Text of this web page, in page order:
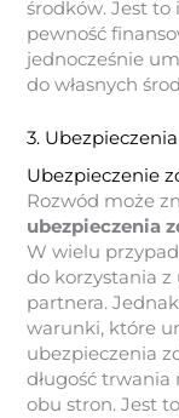
środków. Jest
pewność
jednocześnie
do własnych
3.
Ubezpieczenie
Rozwód może
ubezpieczenia
W wielu
do korzystania z
partnera.
warunki, które
ubezpieczenia
długość trwania
obu stron. Jest